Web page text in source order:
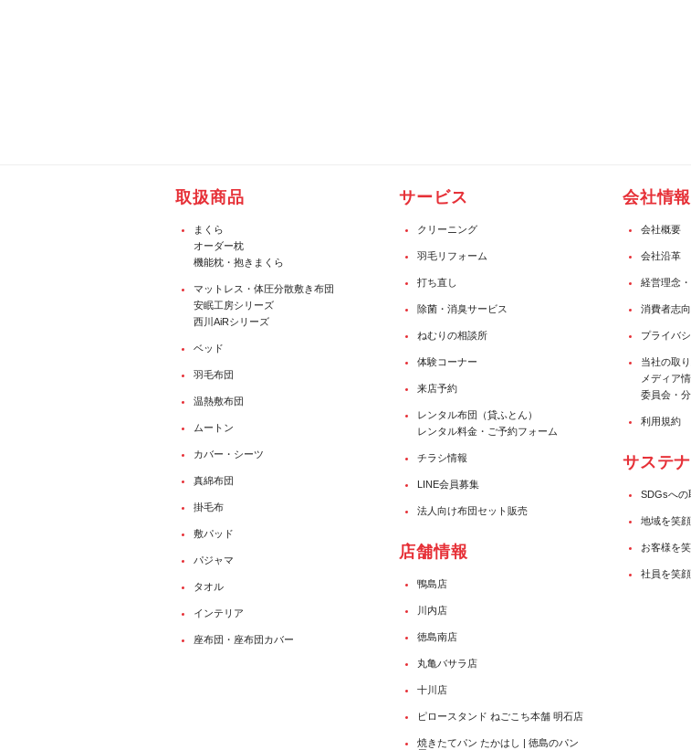
取扱商品
まくら
オーダー枕
機能枕・抱きまくら
マットレス・体圧分散敷き布団
安眠工房シリーズ
西川AiRシリーズ
ベッド
羽毛布団
温熱敷布団
ムートン
カバー・シーツ
真綿布団
掛毛布
敷パッド
パジャマ
タオル
インテリア
座布団・座布団カバー
サービス
クリーニング
羽毛リフォーム
打ち直し
除菌・消臭サービス
ねむりの相談所
体験コーナー
来店予約
レンタル布団（貸ふとん）
レンタル料金・ご予約フォーム
チラシ情報
LINE会員募集
法人向け布団セット販売
店舗情報
鴨島店
川内店
徳島南店
丸亀バサラ店
十川店
ピロースタンド ねごこち本舗 明石店
焼きたてパン たかはし | 徳島のパン
会社情報
会社概要
会社沿革
経営理念
消費者志
プライバ
当社の取
メディア
委員会・
利用規約
サステ
SDGsへの
地域を笑
お客様を
社員を笑